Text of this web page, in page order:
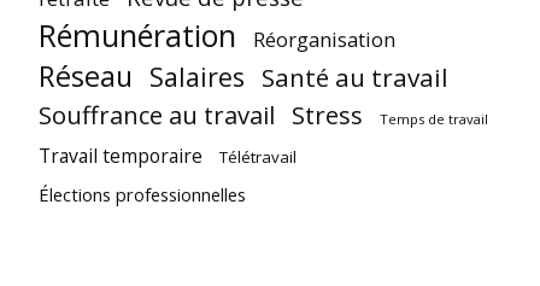
Rémunération Réorganisation
Réseau Salaires Santé au travail
Souffrance au travail Stress Temps de travail
Travail temporaire Télétravail
Élections professionnelles